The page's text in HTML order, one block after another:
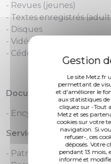
Le site Metz.fr
permettant de
et d'améliorer le
aux statistiques
cliquez sur -Tout
Metz et ses
cookies sur votre
navigation. Si
refuser-, ces
déposés. Votre
pendant 13 mois,
informé et
- Revues (jeunes)
- Textes enregistrés
- Disques
- Vidéos (DVD)
- Cédéroms jeunes.
Documents à consulter
- Encyclopédies,
Services spécifiques
- Patrimoines